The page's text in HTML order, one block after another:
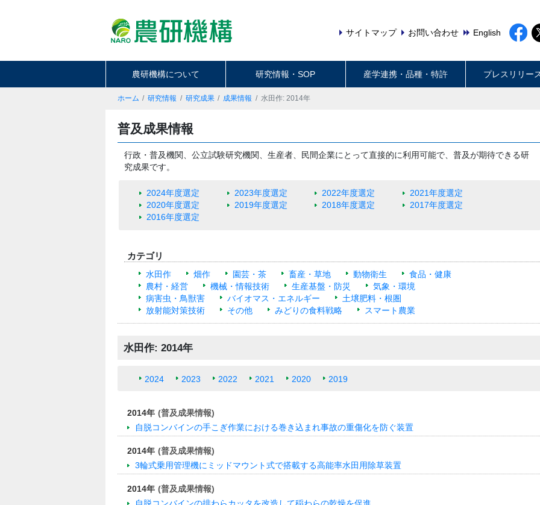
サイトマップ お問い合わせ English
農研機構について 研究情報・SOP 産学連携・品種・特許 プレスリリー
ホーム 研究情報 研究成果 成果情報 水田作: 2014年
普及成果情報
行政・普及機関、公立試験研究機関、生産者、民間企業にとって直接的に利用可能で、普及が期待できる研
究成果です。
2024年度選定 2023年度選定 2022年度選定
2021年度選定
2020年度選定
2019年度選定 2018年度選定
2017年度選定
2016年度選定
カテゴリ
水田作 畑作 園芸・茶 畜産・草地 動物衛生
食品・健康
農村・経営
機械・情報技術 生産基盤・防災
気象・環境
病害虫・鳥獣害
バイオマス・エネルギー
土壌肥料・根圏
放射能対策技術
その他 みどりの食料戦略 スマート農業
水田作: 2014年
2024 2023 2022 2021 2020 2019
2014年 (普及成果情報)
自脱コンバインの手こぎ作業における巻き込まれ事故の重傷化を防ぐ装置
2014年 (普及成果情報)
3輪式乗用管理機にミッドマウント式で搭載する高能率水田用除草装置
2014年 (普及成果情報)
自脱コンバインの排わらカッタを改造して稲わらの乾燥を促進